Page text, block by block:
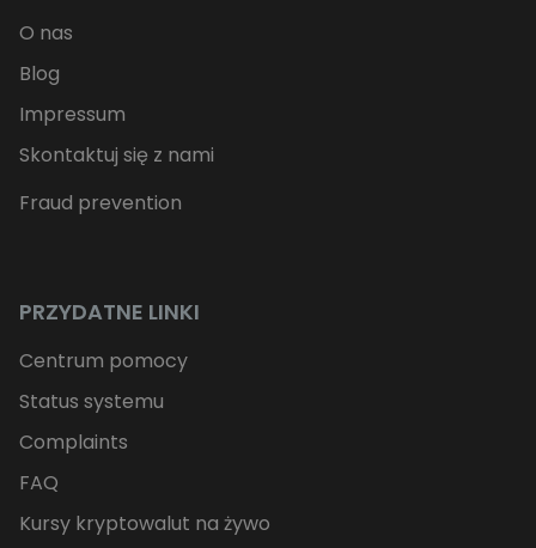
O nas
Blog
Impressum
Skontaktuj się z nami
Fraud prevention
PRZYDATNE LINKI
Centrum pomocy
Status systemu
Complaints
FAQ
Kursy kryptowalut na żywo